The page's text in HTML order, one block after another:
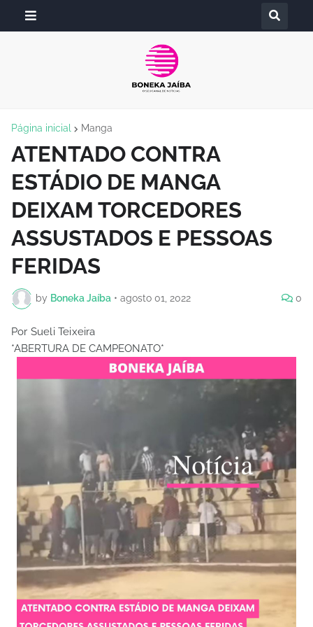
Página inicial Manga
ATENTADO CONTRA
ESTÁDIO DE MANGA
DEIXAM TORCEDORES
ASSUSTADOS E PESSOAS
FERIDAS
by Boneka Jaíba • agosto 01, 2022 0
Por Sueli Teixeira
*ABERTURA DE CAMPEONATO*